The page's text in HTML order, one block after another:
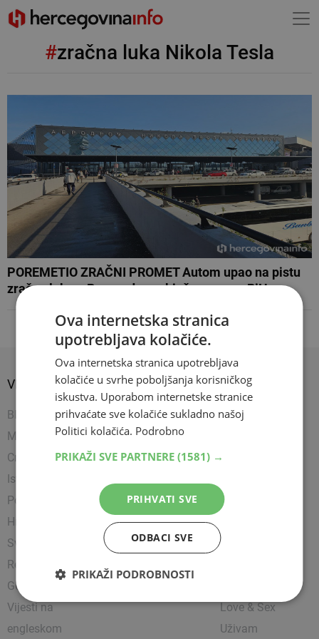
#zračna luka Nikola Tesla
POREMETIO ZRAČNI PROMET Autom upao na pistu
zračne luke u Beogradu, pa bježao prema BiH
VIJESTI
BIH
Mostar
Crna kronika
Istražili smo
Politika
Hrvatska
Svijet
Religija
Gospodarstvo
Vijesti na
engleskom
SPORT
Nogomet
Košarka
Rukomet
Borilački sportovi
Tenis
SHOW
Napredujem
Uređujem
Zanimljivosti
Party
Love & Sex
Uživam
Ova internetska stranica
upotrebljava kolačiće.
Ova internetska stranica upotrebljava
kolačiće u svrhe poboljšanja korisničkog
iskustva. Uporabom internetske stranice
prihvaćate sve kolačiće sukladno našoj
Politici kolačića. Podrobno
PRIKAŽI SVE PARTNERE (1581) →
PRIHVATI SVE
ODBACI SVE
PRIKAŽI PODROBNOSTI